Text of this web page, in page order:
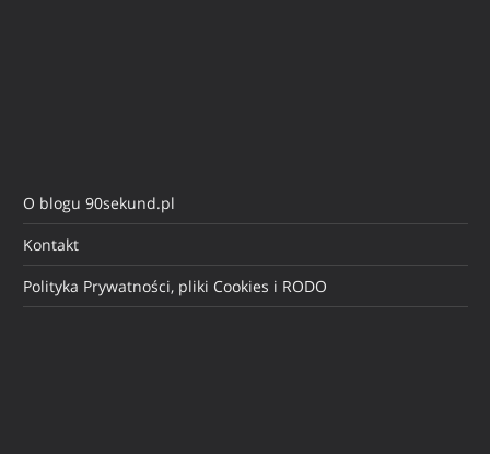
O blogu 90sekund.pl
Kontakt
Polityka Prywatności, pliki Cookies i RODO